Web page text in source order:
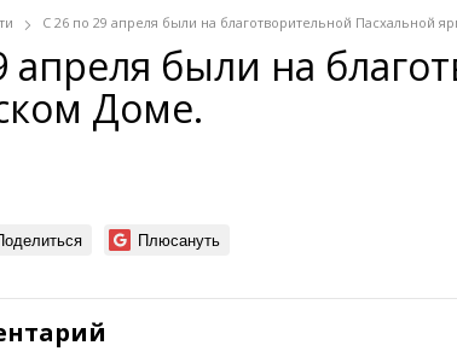
С 26 по 29 апреля были на благотворительной Пасхальной
апреля были на
Доме.
Плюсануть